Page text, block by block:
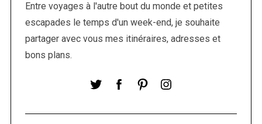
Entre voyages à l'autre bout du monde et petites
escapades le temps d'un week-end, je souhaite
partager avec vous mes itinéraires, adresses et
bons plans.
c
h
f